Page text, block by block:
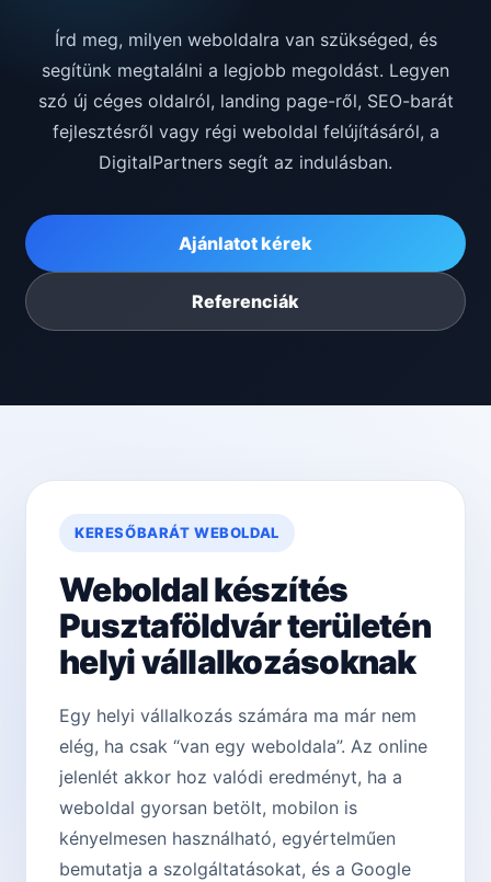
Írd meg, milyen weboldalra van szükséged, és
segítünk megtalálni a legjobb megoldást. Legyen
szó új céges oldalról, landing page-ről, SEO-barát
fejlesztésről vagy régi weboldal felújításáról, a
DigitalPartners segít az indulásban.
Ajánlatot kérek
Referenciák
KERESŐBARÁT WEBOLDAL
Weboldal készítés
Pusztaföldvár területén
helyi vállalkozásoknak
Egy helyi vállalkozás számára ma már nem
elég, ha csak “van egy weboldala”. Az online
jelenlét akkor hoz valódi eredményt, ha a
weboldal gyorsan betölt, mobilon is
kényelmesen használható, egyértelműen
bemutatja a szolgáltatásokat, és a Google